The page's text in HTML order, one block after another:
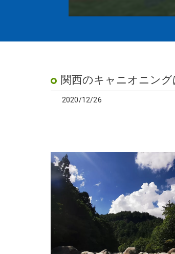
関西のキャニオニン
2020/12/26